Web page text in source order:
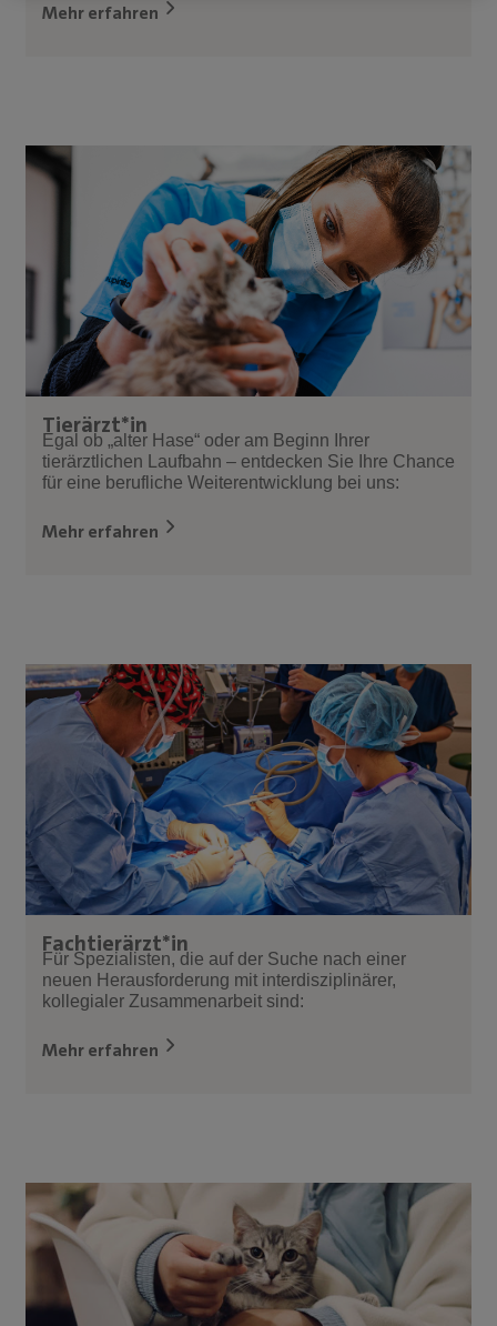
Mehr erfahren
Tierärzt*in
Egal ob „alter Hase“ oder am Beginn Ihrer
tierärztlichen Laufbahn – entdecken Sie Ihre Chance
für eine berufliche Weiterentwicklung bei uns:
Mehr erfahren
Fachtierärzt*in
Für Spezialisten, die auf der Suche nach einer
neuen Herausforderung mit interdisziplinärer,
kollegialer Zusammenarbeit sind:
Mehr erfahren